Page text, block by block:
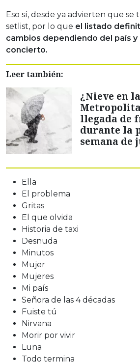
Eso sí, desde ya advierten que se
setlist, por lo que el listado
cambios dependiendo del país y
concierto.
Leer también:
¿Nieve en
llegada de
durante la
semana de
Ella
El problema
Gritas
El que olvida
Historia de taxi
Desnuda
Minutos
Mujer
Mujeres
Mi país
Señora de las 4 décadas
Fuiste tú
Nirvana
Morir por vivir
Luna
Todo termina